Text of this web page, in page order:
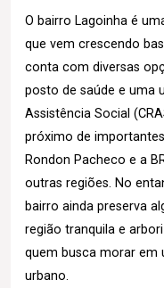
O bairro Lagoinha é
que vem crescendo
conta com diversas
posto de saúde e uma
Assistência Social
próximo de
Rondon Pacheco e a
outras regiões. No
bairro ainda preserva
região tranquila e
quem busca morar
urbano.